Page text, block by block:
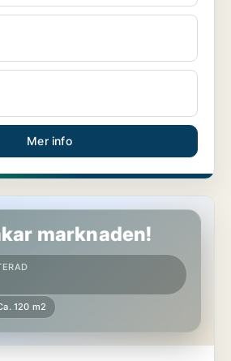
Mer info
marknaden!
120 m2